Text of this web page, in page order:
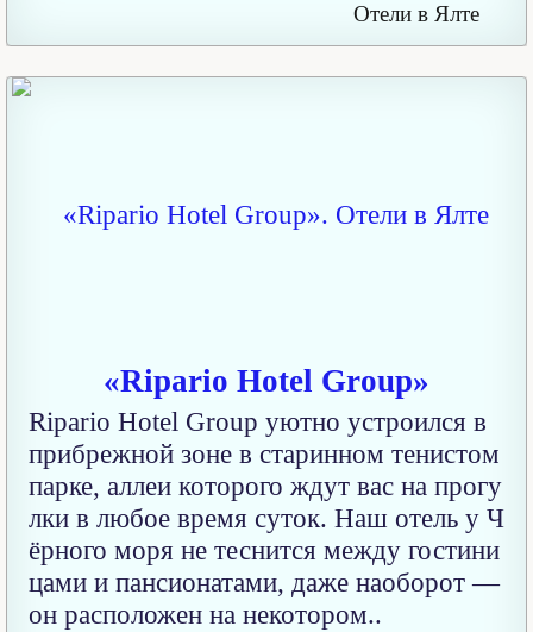
Отели в Ялте
«Ripario Hotel Group»
Ripario Hotel Group уютно устроился в
прибрежной зоне в старинном тенистом
парке, аллеи которого ждут вас на прогу
лки в любое время суток. Наш отель у Ч
ёрного моря не теснится между гостини
цами и пансионатами, даже наоборот —
он расположен на некотором..